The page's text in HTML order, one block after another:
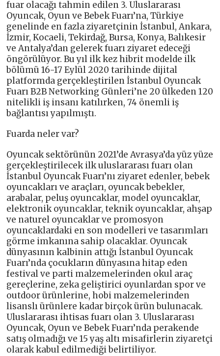
fuar olacağı tahmin edilen 3. Uluslararası
Oyuncak, Oyun ve Bebek Fuarı’na, Türkiye
genelinde en fazla ziyaretçinin İstanbul, Ankara,
İzmir, Kocaeli, Tekirdağ, Bursa, Konya, Balıkesir
ve Antalya’dan gelerek fuarı ziyaret edeceği
öngörülüyor. Bu yıl ilk kez hibrit modelde ilk
bölümü 16-17 Eylül 2020 tarihinde dijital
platformda gerçekleştirilen İstanbul Oyuncak
Fuarı B2B Networking Günleri’ne 20 ülkeden 120
nitelikli iş insanı katılırken, 74 önemli iş
bağlantısı yapılmıştı.
Fuarda neler var?
Oyuncak sektörünün 2021’de Avrasya’da yüz yüze
gerçekleştirilecek ilk uluslararası fuarı olan
İstanbul Oyuncak Fuarı’nı ziyaret edenler, bebek
oyuncakları ve araçları, oyuncak bebekler,
arabalar, peluş oyuncaklar, model oyuncaklar,
elektronik oyuncaklar, teknik oyuncaklar, ahşap
ve naturel oyuncaklar ve promosyon
oyuncaklardaki en son modelleri ve tasarımları
görme imkanına sahip olacaklar. Oyuncak
dünyasının kalbinin attığı İstanbul Oyuncak
Fuarı’nda çocukların dünyasına hitap eden
festival ve parti malzemelerinden okul araç
gereçlerine, zeka geliştirici oyunlardan spor ve
outdoor ürünlerine, hobi malzemelerinden
lisanslı ürünlere kadar birçok ürün bulunacak.
Uluslararası ihtisas fuarı olan 3. Uluslararası
Oyuncak, Oyun ve Bebek Fuarı’nda perakende
satış olmadığı ve 15 yaş altı misafirlerin ziyaretçi
olarak kabul edilmediği belirtiliyor.